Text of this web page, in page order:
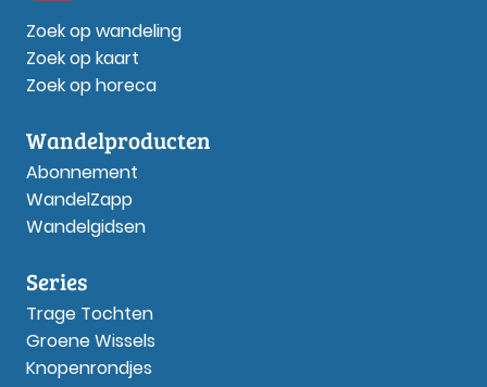
Zoek op wandeling
Zoek op kaart
Zoek op horeca
Wandelproducten
Abonnement
WandelZapp
Wandelgidsen
Series
Trage Tochten
Groene Wissels
Knopenrondjes